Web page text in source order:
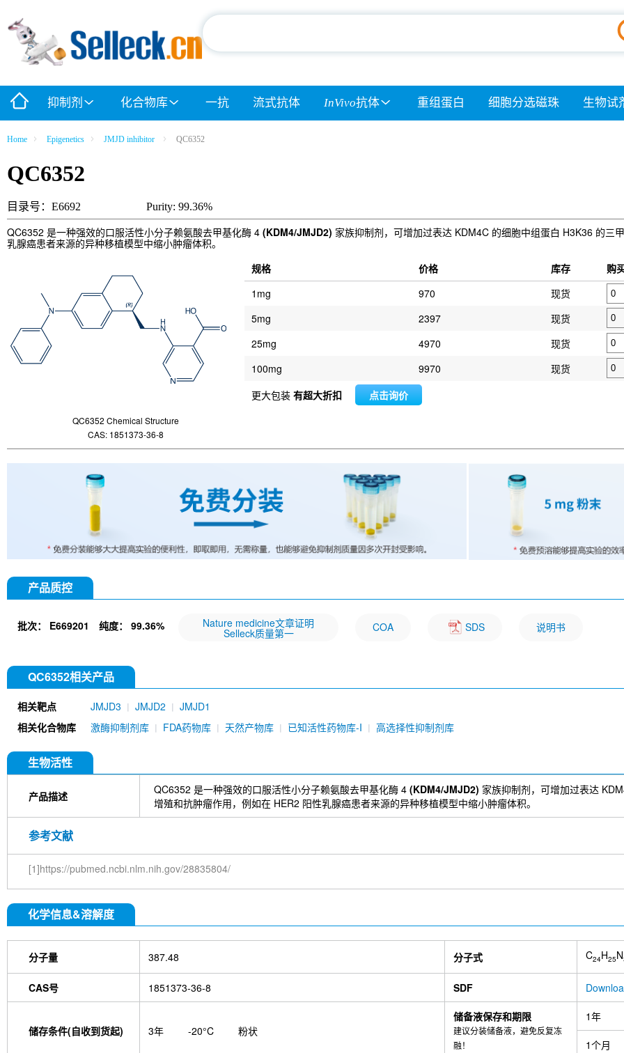
抑制剂 化合物库 一抗 流式抗体 InVivo抗体 重组蛋白 细胞分选磁珠 生物试
Home Epigenetics JMJD inhibitor QC6352
QC6352
目录号：E6692 Purity: 99.36%
QC6352 是一种强效的口服活性小分子赖氨酸去甲基化酶 4 (KDM4/JMJD2) 家族抑制剂，可增加过表达 KDM4C 的细胞中组蛋白 H3K36 的
乳腺癌患者来源的异种移植模型中缩小肿瘤体积。
QC6352 Chemical Structure
CAS: 1851373-36-8
规格 价格 库存
购
1mg
970
现货
5mg
2397
现货
25mg
4970
现货
100mg
9970
现货
更大包装 有超大折扣 点击询价
产品质控
批次： E669201 纯度： 99.36% Nature medicine文章证明
Selleck质量第一 COA SDS 说明书
QC6352相关产品
相关靶点 JMJD3 JMJD2
JMJD1
相关化合物库
激酶抑制剂库 FDA药物库 天然产物库 已知活性药物库-I 高选择性抑制剂库
生物活性
产品描述 QC6352 是一种强效的口服活性小分子赖氨酸去甲基化酶 4 (KDM4/JMJD2) 家族抑制剂，可增加过表达
增殖和抗肿瘤作用，例如在 HER2 阳性乳腺癌患者来源的异种移植模型中缩小肿瘤体积。
参考文献
[1]https://pubmed.ncbi.nlm.nih.gov/28835804/
化学信息&溶解度
分子量 387.48 分子式 C24H25N
CAS号 1851373-36-8 SDF
储存条件(自收到货起) 3年 -20°C 粉状
储备液保存和期限
建议分装储备液，避免反复冻
融！
1年
1个月